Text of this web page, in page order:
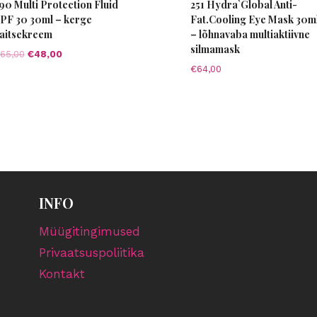
Multi Protection Fluid
30 30ml – kerge
65,00 Algne
€48,00Current
251 Hydra`Global Anti-
Fat.Cooling Eye Mask
– lõhnavaba multiaktiivne
silmamask
€64,00
INFO
Müügitingimused
Privaatsuspoliitika
Kontakt